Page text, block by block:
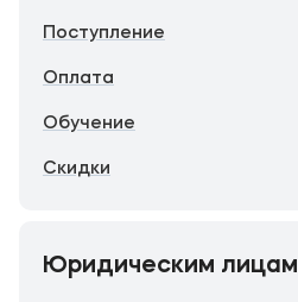
Поступление
Оплата
Обучение
Скидки
Юридическим лицам